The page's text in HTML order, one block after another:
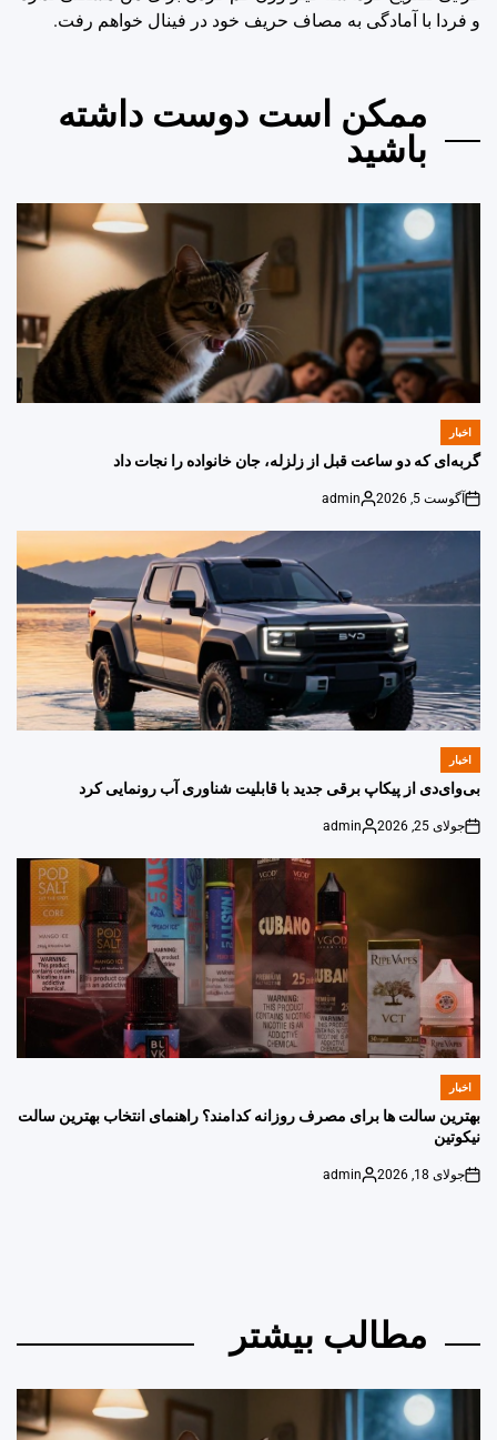
و فردا با آمادگی به مصاف حریف خود در فینال خواهم رفت.
ممکن است دوست داشته
باشید
POSTED
IN
اخبار
گربه‌ای که دو ساعت قبل از زلزله، جان خانواده را نجات داد
on
آگوست 5, 2026
Posted
admin
POSTED
اخبار
بی‌وای‌دی از پیکاپ برقی جدید با قابلیت شناوری آب رونمایی کرد
on
جولای 25, 2026
Posted
admin
POSTED
اخبار
بهترین سالت ها برای مصرف روزانه کدامند؟ راهنمای انتخاب بهترین سالت
نیکوتین
on
جولای 18, 2026
Posted
admin
مطالب بیشتر